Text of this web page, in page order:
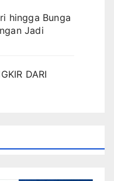
hingga Bunga
Jadi
DARI